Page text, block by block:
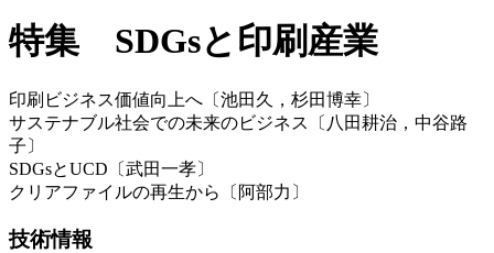
特集 SDGsと印刷産業
印刷ビジネス価値向上へ〔池田久，杉田博幸〕
サステナブル社会での未来のビジネス〔八田耕治，中谷路
子〕
SDGsとUCD〔武田一孝〕
クリアファイルの再生から〔阿部力〕
技術情報